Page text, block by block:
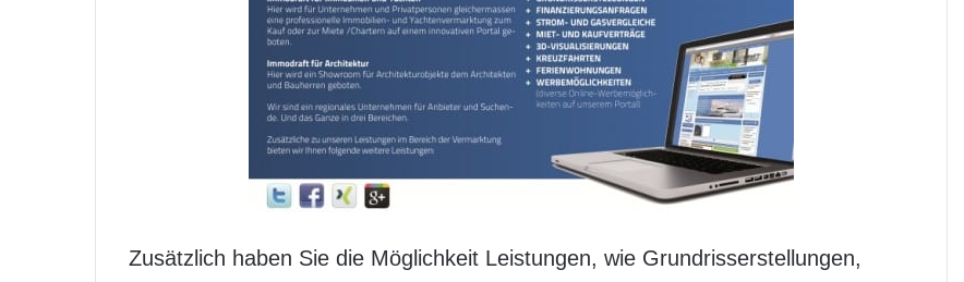
Zusätzlich haben Sie die Möglichkeit Leistungen, wie Grundrisserstellungen,